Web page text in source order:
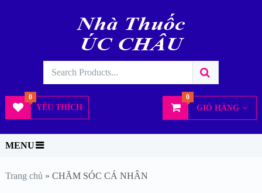
YÊU THÍCH
0
GIỎ HÀNG
0
MENU
Trang chủ » CHĂM SÓC CÁ NHÂN